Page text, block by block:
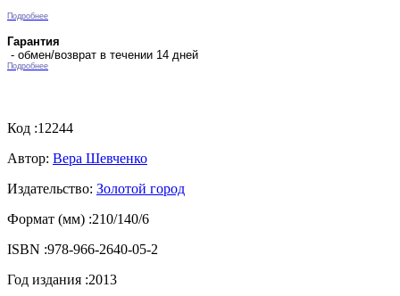
Подробнее
Гарантия
- обмен/возврат в течении 14 дней
Подробнее
Код :12244
Автор: Вера Шевченко
Издательство: Золотой город
Формат (мм) :210/140/6
ISBN :978-966-2640-05-2
Год издания :2013